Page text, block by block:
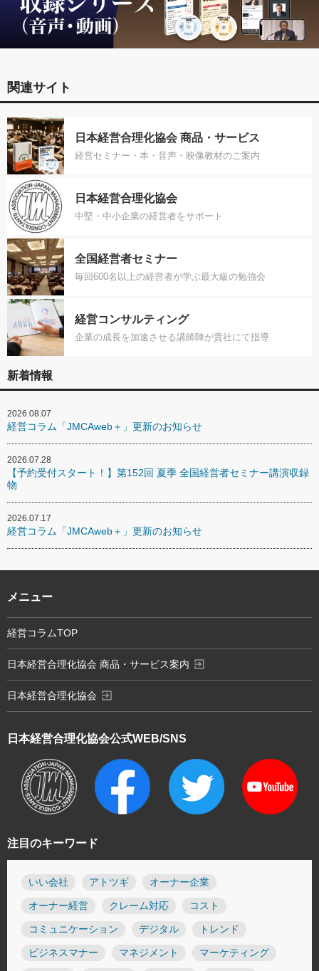
関連サイト
日本経営合理化協会 商品・サービス
経営セミナー・本・音声・映像教材のご案内
日本経営合理化協会
中堅・中小企業の経営者をサポート
全国経営者セミナー
毎回600名以上の経営者が学ぶ最大級の勉強会
経営コンサルティング
企業の成長を加速させる講師陣が貴社にて指導
新着情報
2026.08.07
経営コラム「JMCAweb＋」更新のお知らせ
2026.07.28
【予約受付スタート！】第152回 夏季 全国経営者セミナー講演収録
物
2026.07.17
経営コラム「JMCAweb＋」更新のお知らせ
注目のキーワード
いい会社 アトツギ オーナー企業
オーナー経営 クレーム対応 コスト
コミュニケーション デジタル トレンド
ビジネスマナー マネジメント マーケティング
日本経営合理化協会公式WEB/SNS
メニュー
経営コラムTOP
日本経営合理化協会 商品・サービス案内 exit_to_app
日本経営合理化協会 exit_to_app